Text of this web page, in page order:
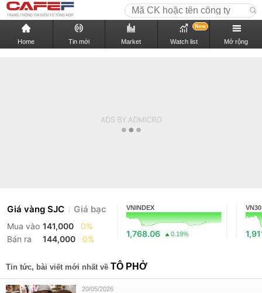
Home Tin mới Market Watch list
New
Mở rộng
Giá vàng SJC Giá bạc
Mua vào 141,000
0%
Bán ra
144,000 0%
VNINDEX
1,768.06 0.19%
VN30
Tin tức, bài viết mới nhất về TÔ PHỞ
20/05/2026